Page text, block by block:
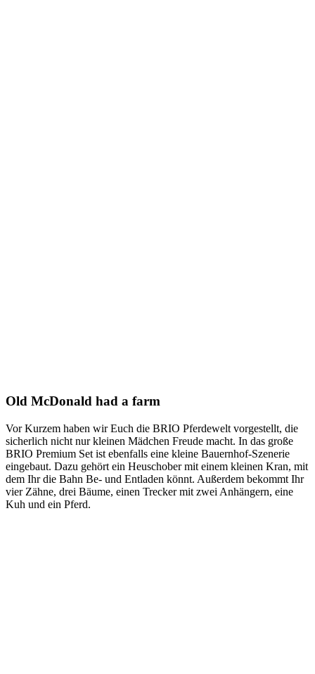
Old McDonald had a farm
Vor Kurzem haben wir Euch die BRIO Pferdewelt vorgestellt, die
sicherlich nicht nur kleinen Mädchen Freude macht. In das große
BRIO Premium Set ist ebenfalls eine kleine Bauernhof-Szenerie
eingebaut. Dazu gehört ein Heuschober mit einem kleinen Kran, mit
dem Ihr die Bahn Be- und Entladen könnt. Außerdem bekommt Ihr
vier Zähne, drei Bäume, einen Trecker mit zwei Anhängern, eine
Kuh und ein Pferd.